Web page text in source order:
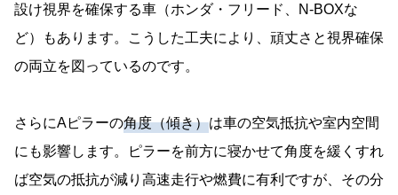
設け視界を確保する車（ホンダ・フリード、N-BOXな
ど）もあります。こうした工夫により、頑丈さと視界確保
の両立を図っているのです。
さらにAピラーの角度（傾き）は車の空気抵抗や室内空間
にも影響します。ピラーを前方に寝かせて角度を緩くすれ
ば空気の抵抗が減り高速走行や燃費に有利ですが、その分